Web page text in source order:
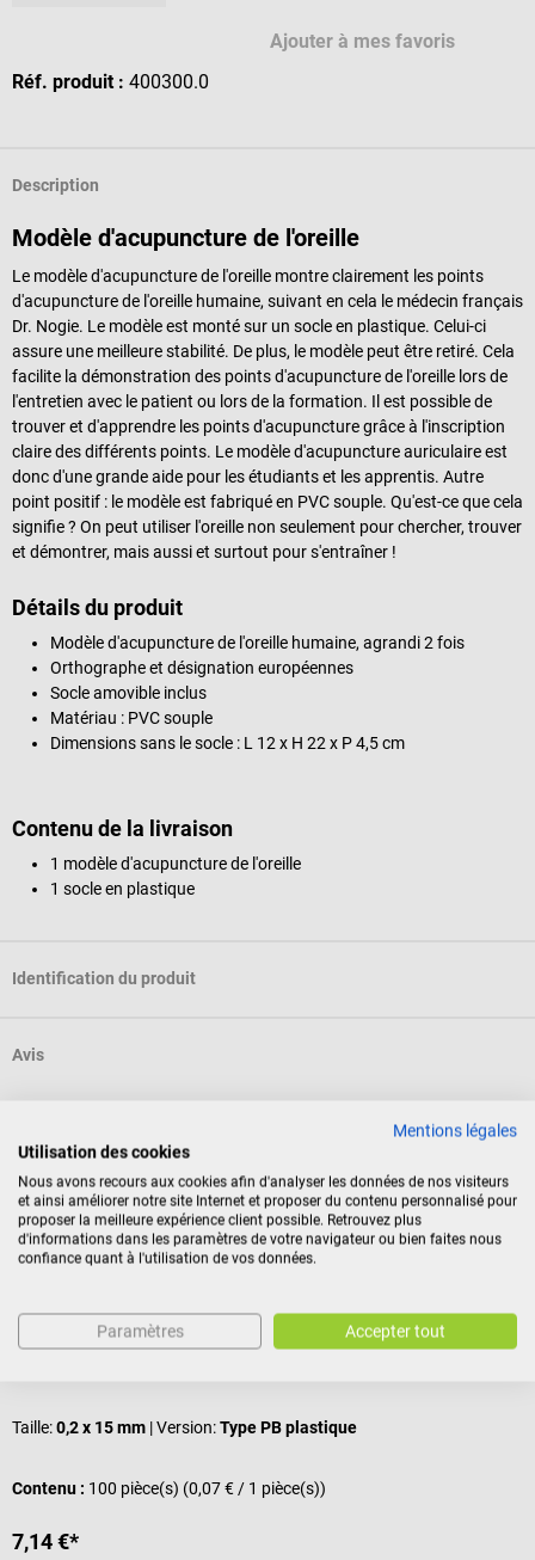
Ajouter à mes favoris
Réf. produit : 400300.0
Description
Modèle d'acupuncture de l'oreille
Le modèle d'acupuncture de l'oreille montre clairement les points
d'acupuncture de l'oreille humaine, suivant en cela le médecin français
Dr. Nogie. Le modèle est monté sur un socle en plastique. Celui-ci
assure une meilleure stabilité. De plus, le modèle peut être retiré. Cela
facilite la démonstration des points d'acupuncture de l'oreille lors de
l'entretien avec le patient ou lors de la formation. Il est possible de
trouver et d'apprendre les points d'acupuncture grâce à l'inscription
claire des différents points. Le modèle d'acupuncture auriculaire est
donc d'une grande aide pour les étudiants et les apprentis. Autre
point positif : le modèle est fabriqué en PVC souple. Qu'est-ce que cela
signifie ? On peut utiliser l'oreille non seulement pour chercher, trouver
et démontrer, mais aussi et surtout pour s'entraîner !
Détails du produit
Modèle d'acupuncture de l'oreille humaine, agrandi 2 fois
Orthographe et désignation européennes
Socle amovible inclus
Matériau : PVC souple
Dimensions sans le socle : L 12 x H 22 x P 4,5 cm
Contenu de la livraison
1 modèle d'acupuncture de l'oreille
1 socle en plastique
Identification du produit
Avis
Nos clients ont également acheté
TeWa
Aiguilles d’acupuncture sans tube guide
Taille:0,2 x 15 mm | Version:Type PB plastique
Contenu : 100 pièce(s) (0,07 € / 1 pièce(s))
7,14 €*
Mentions légales
Utilisation des cookies
Nous avons recours aux cookies afin d'analyser les données de nos visiteurs
et ainsi améliorer notre site Internet et proposer du contenu personnalisé pour
proposer la meilleure expérience client possible. Retrouvez plus
d'informations dans les paramètres de votre navigateur ou bien faites nous
confiance quant à l'utilisation de vos données.
Paramètres Accepter tout